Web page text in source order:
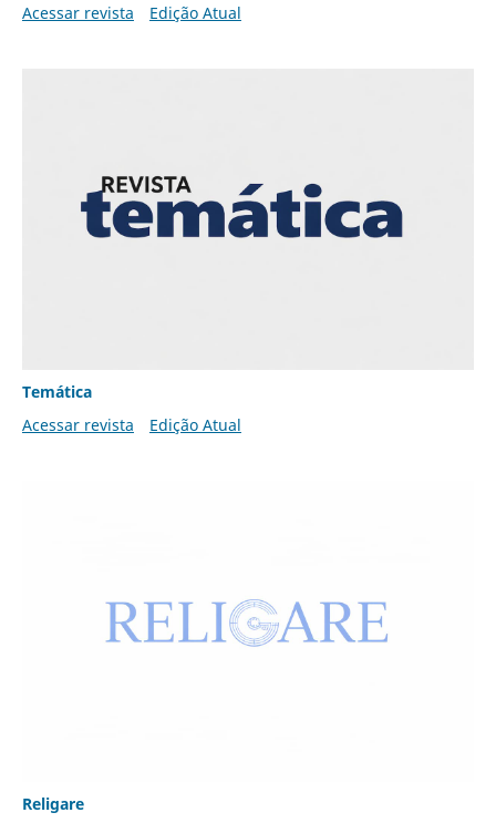
Acessar revista
Edição Atual
Temática
Acessar revista
Edição Atual
Religare